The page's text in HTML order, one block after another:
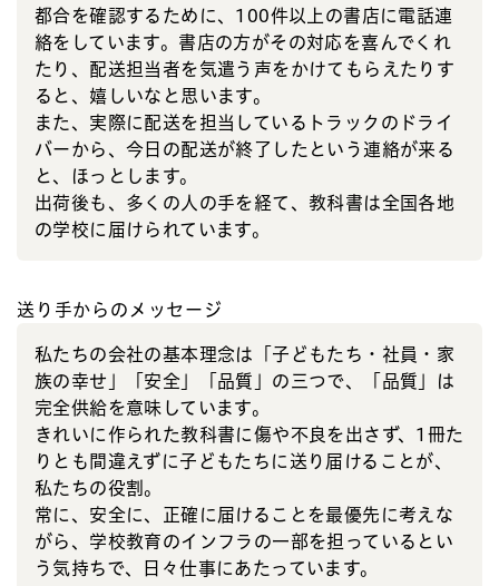
都合を確認するために、100件以上の書店に電話連
絡をしています。書店の方がその対応を喜んでくれ
たり、配送担当者を気遣う声をかけてもらえたりす
ると、嬉しいなと思います。
また、実際に配送を担当しているトラックのドライ
バーから、今日の配送が終了したという連絡が来る
と、ほっとします。
出荷後も、多くの人の手を経て、教科書は全国各地
の学校に届けられています。
送り手からのメッセージ
私たちの会社の基本理念は「子どもたち・社員・家
族の幸せ」「安全」「品質」の三つで、「品質」は
完全供給を意味しています。
きれいに作られた教科書に傷や不良を出さず、1冊た
りとも間違えずに子どもたちに送り届けることが、
私たちの役割。
常に、安全に、正確に届けることを最優先に考えな
がら、学校教育のインフラの一部を担っているとい
う気持ちで、日々仕事にあたっています。